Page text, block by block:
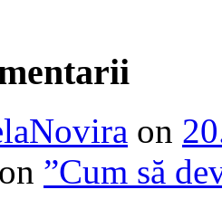
on
on ”Cum să